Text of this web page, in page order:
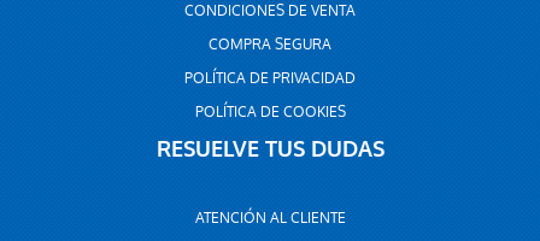
CONDICIONES DE VENTA
COMPRA SEGURA
POLÍTICA DE PRIVACIDAD
POLÍTICA DE COOKIES
RESUELVE TUS DUDAS
ATENCIÓN AL CLIENTE